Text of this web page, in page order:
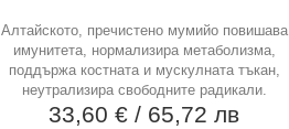
Алтайското, пречистено мумийо повишава
имунитета, нормализира метаболизма,
поддържа костната и мускулната тъкан,
неутрализира свободните радикали.
33,60 €/ 65,72 лв